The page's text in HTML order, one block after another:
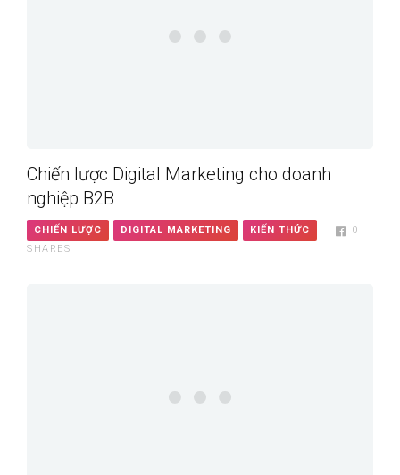
Chiến lược Digital Marketing cho doanh
nghiệp B2B
CHIẾN LƯỢC DIGITAL MARKETING KIẾN THỨC
0
SHARES